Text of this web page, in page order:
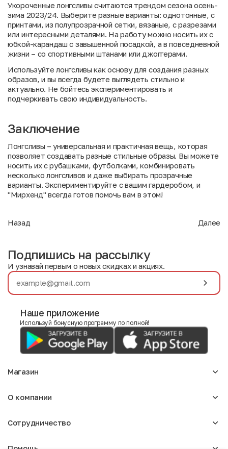
Укороченные лонгсливы считаются трендом сезона осень-
зима 2023/24. Выберите разные варианты: однотонные, с
принтами, из полупрозрачной сетки, вязаные, с разрезами
или интересными деталями. На работу можно носить их с
юбкой-карандаш с завышенной посадкой, а в повседневной
жизни – со спортивными штанами или джоггерами.
Используйте лонгсливы как основу для создания разных
образов, и вы всегда будете выглядеть стильно и
актуально. Не бойтесь экспериментировать и
подчеркивать свою индивидуальность.
Заключение
Лонгсливы – универсальная и практичная вещь, которая
позволяет создавать разные стильные образы. Вы можете
носить их с рубашками, футболками, комбинировать
несколько лонгсливов и даже выбирать прозрачные
варианты. Экспериментируйте с вашим гардеробом, и
"Мирхенд" всегда готов помочь вам в этом!
Назад Далее
Подпишись на рассылку
И узнавай первым о новых скидках и акциях.
Наше приложение
Используй бонусную программу по полной!
Магазин
Для девочек
Мужское
О компании
Отзывы
Сотрудничество